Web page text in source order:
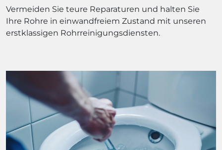
Vermeiden Sie teure Reparaturen und halten Sie
Ihre Rohre in einwandfreiem Zustand mit unseren
erstklassigen Rohrreinigungsdiensten.